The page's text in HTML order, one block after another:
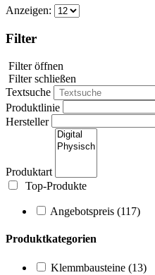
Anzeigen:
Filter
Filter öffnen
Filter schließen
Textsuche
Produktlinie
Hersteller
Produktart
Top-Produkte
Angebotspreis (117)
Produktkategorien
Klemmbausteine (13)